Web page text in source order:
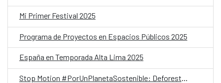
Mi Primer Festival 2025
Programa de Proyectos en Espacios Públicos 2025
España en Temporada Alta Lima 2025
Stop Motion #PorUnPlanetaSostenible: Deforestación y bosques